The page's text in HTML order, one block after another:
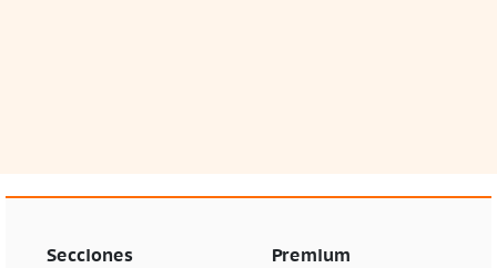
Secciones Premium